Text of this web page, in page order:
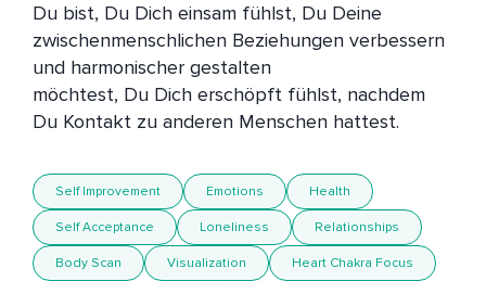
Du bist, Du Dich einsam fühlst, Du Deine
zwischenmenschlichen Beziehungen verbessern
und harmonischer gestalten
möchtest, Du Dich erschöpft fühlst, nachdem
Self Improvement Emotions Health
Self Acceptance Loneliness Relationships
Body Scan Visualization Heart Chakra Focus